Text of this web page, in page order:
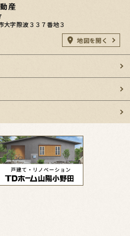
産
大字際波３３７番地３
地図を開く